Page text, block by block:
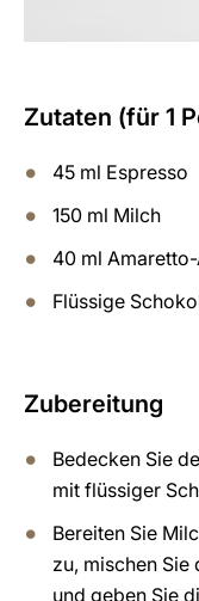
Zutaten (für 1
45 ml Espresso
150 ml Milch
40 ml
Flüssige
Zubereitung
Bedecken Sie
mit flüssiger
Bereiten Sie
zu, mischen
und geben Sie